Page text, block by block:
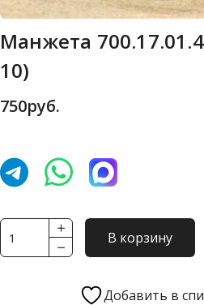
Манжета
10)
750руб.
Количество
товара
В корзину
Добавить в